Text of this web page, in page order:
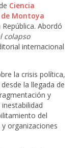
Ciencia
Montoya
Abordó
colapso
internacional
la crisis política,
la llegada de
y
del
organizaciones